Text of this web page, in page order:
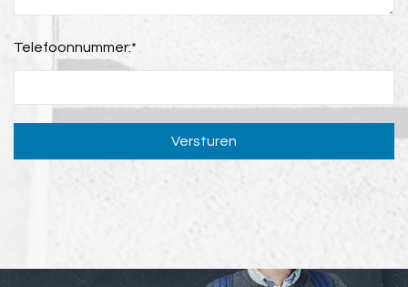
Telefoonnummer:*
Versturen